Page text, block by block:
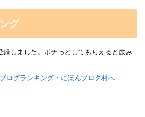
グ
録しました。ポチっとしてもらえると励み